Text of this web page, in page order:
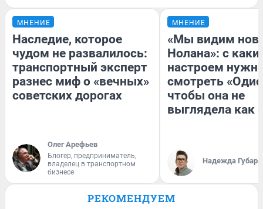
МНЕНИЕ
Наследие, которое
чудом не развалилось:
транспортный эксперт
разнес миф о «вечных»
советских дорогах
Олег Арефьев
Блогер, предприниматель,
владелец в транспортном
бизнесе
МНЕНИЕ
«Мы видим
Нолана»: с
настроем
смотреть
чтобы она не
выглядела как
Надежда Губарь
РЕКОМЕНДУЕМ